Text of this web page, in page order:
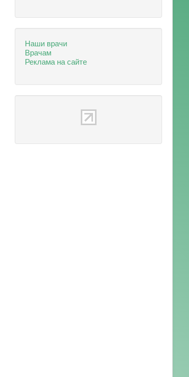
Наши врачи
Врачам
Реклама на сайте